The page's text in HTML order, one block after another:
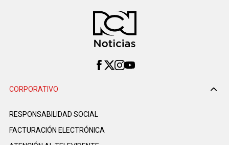
CORPORATIVO
RESPONSABILIDAD SOCIAL
FACTURACIÓN ELECTRÓNICA